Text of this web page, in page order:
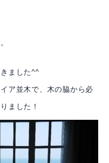
ました^^
ア並木で、木の脇から必
ました！